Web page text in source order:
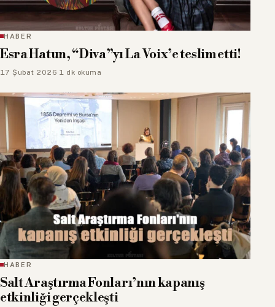
HABER
Esra Hatun, “Diva”yı La Voix’e teslim etti!
17 Şubat 2026·1 dk okuma
HABER
Salt Araştırma Fonları’nın kapanış
etkinliği gerçekleşti